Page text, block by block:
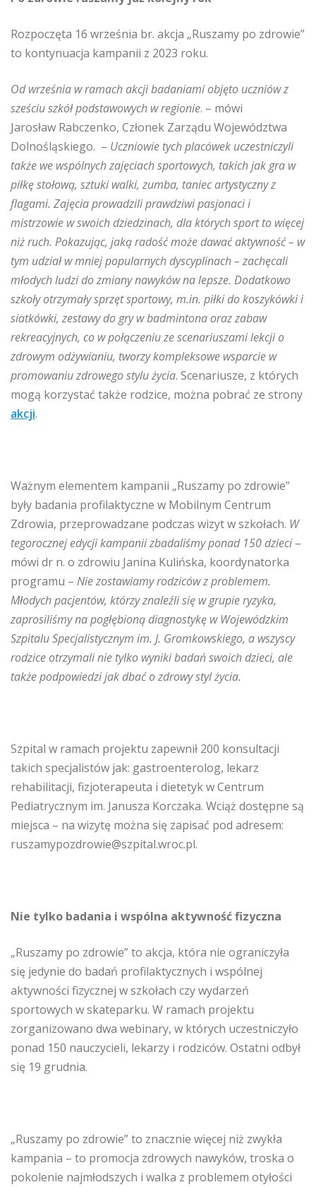
Rozpoczęta 16 września br. akcja „Ruszamy po zdrowie”
to kontynuacja kampanii z 2023 roku.
Od września w ramach akcji badaniami objęto uczniów z
sześciu szkół podstawowych wregionie. – mówi
Jarosław Rabczenko, Członek Zarządu Województwa
Dolnośląskiego. – Uczniowie tych placówek uczestniczyli
także we wspólnych zajęciach sportowych, takich jak gra w
piłkę stołową, sztuki walki, zumba, taniec artystyczny z
flagami. Zajęcia prowadzili prawdziwi pasjonaci i
mistrzowie w swoich dziedzinach, dla których sport to więcej
niż ruch. Pokazując, jaką radość może dawać aktywność – w
tym udział w mniej popularnych dyscyplinach – zachęcali
młodych ludzi do zmiany nawyków na lepsze. Dodatkowo
szkoły otrzymały sprzęt sportowy, m.in. piłki do koszykówki i
siatkówki, zestawy do gry w badmintona oraz zabaw
rekreacyjnych, co w połączeniu ze scenariuszami lekcji o
zdrowym odżywianiu, tworzy kompleksowe wsparcie w
promowaniu zdrowego stylu życia. Scenariusze, z których
mogą korzystać także rodzice, można pobrać ze strony
akcji.
Ważnym elementem kampanii „Ruszamy po zdrowie”
były badania profilaktyczne w Mobilnym Centrum
Zdrowia, przeprowadzane podczas wizyt w szkołach. W
tegorocznej edycji kampanii zbadaliśmy ponad 150 dzieci –
mówi dr n. o zdrowiu Janina Kulińska, koordynatorka
programu – Nie zostawiamy rodziców z problemem.
Młodych pacjentów, którzy znaleźli się w grupie ryzyka,
zaprosiliśmy na pogłębioną diagnostykę w Wojewódzkim
Szpitalu Specjalistycznym im. J. Gromkowskiego, a wszyscy
rodzice otrzymali nie tylko wyniki badań swoich dzieci, ale
także podpowiedzi jak dbać o zdrowy styl życia.
Szpital w ramach projektu zapewnił 200 konsultacji
takich specjalistów jak: gastroenterolog, lekarz
rehabilitacji, fizjoterapeuta i dietetyk w Centrum
Pediatrycznym im. Janusza Korczaka. Wciąż dostępne są
miejsca – na wizytę można się zapisać pod adresem:
ruszamypozdrowie@szpital.wroc.pl.
Nie tylko badania i wspólna aktywność fizyczna
„Ruszamy po zdrowie” to akcja, która nie ograniczyła
się jedynie do badań profilaktycznych i wspólnej
aktywności fizycznej w szkołach czy wydarzeń
sportowych w skateparku. W ramach projektu
zorganizowano dwa webinary, w których uczestniczyło
ponad 150 nauczycieli, lekarzy i rodziców. Ostatni odbył
się 19 grudnia.
„Ruszamy po zdrowie” to znacznie więcej niż zwykła
kampania – to promocja zdrowych nawyków, troska o
pokolenie najmłodszych i walka z problemem otyłości